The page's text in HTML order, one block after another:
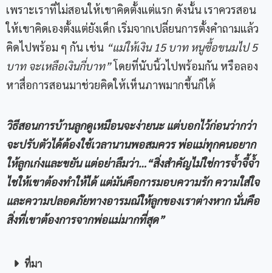
เพราะเราที่ไม่สอนให้เขาคิดตั้งแต่แรก ดังนั้น เราควรสอน
ให้เขาคิดเองตั้งแต่ยังเด็ก เริ่มจากเปลี่ยนการตั้งคำถามแล้ว
คิดไปพร้อม ๆ กัน เช่น “แม่ให้เงิน15บาท หนูซื้อขนมไป5
บาท จะเหลือเงินกี่บาท”โดยที่นับนิ้วไปพร้อมกัน หรือลอง
หาสื่อการสอนมาช่วยคิดให้เห็นภาพมากขึ้นก็ได้
วิธีสอนการบ้านลูกดูเหมือนจะง่ายนะ แต่บอกไว้ก่อนว่ากว่า
จะปรับตัวได้ต้องใช้เวลานานพอสมควร พ่อแม่ทุกคนอยาก
ให้ลูกเก่งและขยัน แต่อย่าลืมว่า…“สิ่งสำคัญไม่ใช่การจ้ำจี้จ้ำ
ไชให้เขาต้องทำให้ได้ แต่มันคือการมอบความรัก ความใส่ใจ
และความปลอดภัยทางอารมณ์ให้ลูกของเราต่างหาก นั่นคือ
สิ่งที่เขาต้องการจากพ่อแม่มากที่สุด”
ที่มา